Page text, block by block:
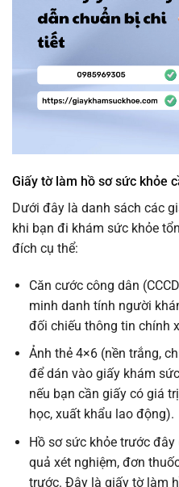
Giấy tờ làm hồ sơ sức khỏe
Dưới đây là danh sách các
khi bạn đi khám sức khỏe
đích cụ thể:
Căn cước công dân
minh danh tính người
đối chiếu thông tin chính
Ảnh thẻ 4×6 (nền trắng,
để dán vào giấy khám
nếu bạn cần giấy có giá
học, xuất khẩu lao động).
Hồ sơ sức khỏe trước
quả xét nghiệm, đơn
trước. Đây là giấy tờ làm